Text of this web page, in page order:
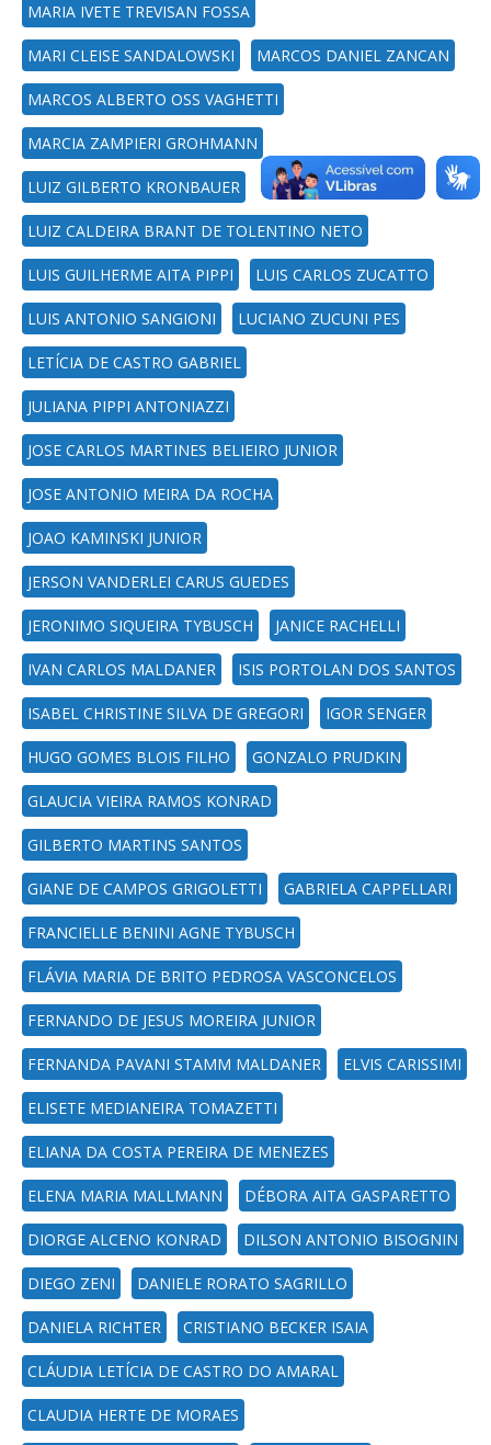
MARIA IVETE TREVISAN FOSSA
MARI CLEISE SANDALOWSKI MARCOS DANIEL ZANCAN
MARCOS ALBERTO OSS VAGHETTI
MARCIA ZAMPIERI GROHMANN
LUIZ GILBERTO KRONBAUER
LUIZ CALDEIRA BRANT DE TOLENTINO NETO
LUIS GUILHERME AITA PIPPI LUIS CARLOS ZUCATTO
LUIS ANTONIO SANGIONI LUCIANO ZUCUNI PES
LETÍCIA DE CASTRO GABRIEL
JULIANA PIPPI ANTONIAZZI
JOSE CARLOS MARTINES BELIEIRO JUNIOR
JOSE ANTONIO MEIRA DA ROCHA
JOAO KAMINSKI JUNIOR
JERSON VANDERLEI CARUS GUEDES
JERONIMO SIQUEIRA TYBUSCH JANICE RACHELLI
IVAN CARLOS MALDANER ISIS PORTOLAN DOS SANTOS
ISABEL CHRISTINE SILVA DE GREGORI IGOR SENGER
HUGO GOMES BLOIS FILHO GONZALO PRUDKIN
GLAUCIA VIEIRA RAMOS KONRAD
GILBERTO MARTINS SANTOS
GIANE DE CAMPOS GRIGOLETTI GABRIELA CAPPELLARI
FRANCIELLE BENINI AGNE TYBUSCH
FLÁVIA MARIA DE BRITO PEDROSA VASCONCELOS
FERNANDO DE JESUS MOREIRA JUNIOR
FERNANDA PAVANI STAMM MALDANER ELVIS CARISSIMI
ELISETE MEDIANEIRA TOMAZETTI
ELIANA DA COSTA PEREIRA DE MENEZES
ELENA MARIA MALLMANN DÉBORA AITA GASPARETTO
DIORGE ALCENO KONRAD DILSON ANTONIO BISOGNIN
DIEGO ZENI DANIELE RORATO SAGRILLO
DANIELA RICHTER CRISTIANO BECKER ISAIA
CLÁUDIA LETÍCIA DE CASTRO DO AMARAL
CLAUDIA HERTE DE MORAES